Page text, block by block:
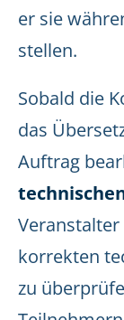
er sie
stellen.
Sobald die
das
Auftrag
korrekten
zu